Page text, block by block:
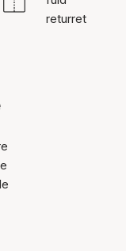
returret